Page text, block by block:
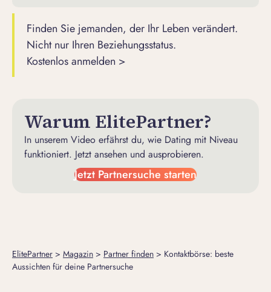
Finden Sie jemanden, der Ihr Leben verändert.
Nicht nur Ihren Beziehungsstatus.
Kostenlos anmelden >
Warum ElitePartner?
In unserem Video erfährst du, wie Dating mit Niveau
funktioniert. Jetzt ansehen und ausprobieren.
Jetzt Partnersuche starten
ElitePartner > Magazin > Partner finden > Kontaktbörse: beste
Aussichten für deine Partnersuche